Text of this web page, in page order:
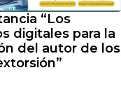
“Los
digitales para la
del autor de los